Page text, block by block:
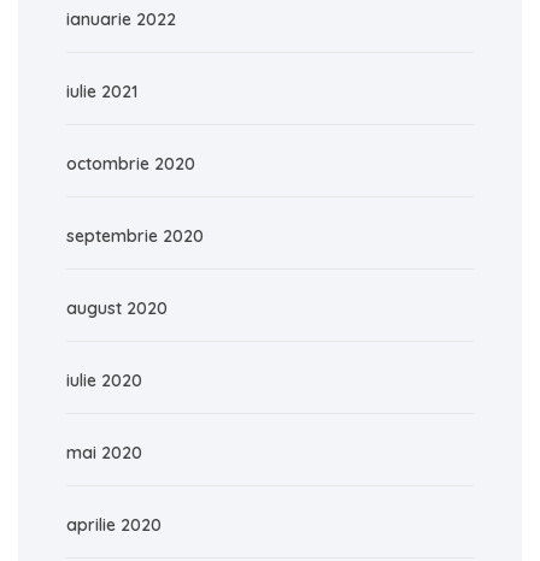
ianuarie 2022
iulie 2021
octombrie 2020
septembrie 2020
august 2020
iulie 2020
mai 2020
aprilie 2020